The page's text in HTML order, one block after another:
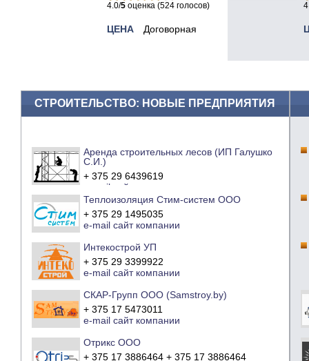
4.0/5 оценка (524 голосов)
ЦЕНА Договорная
СТРОИТЕЛЬСТВО: НОВЫЕ ПРЕДПРИЯТИЯ
Аренда строительных лесов (ИП Галушко
С.И.)
+ 375 29 6439619
e-mail
сайт компании
Теплоизоляция Стим-систем ООО
+ 375 29 1495035
e-mail сайт компании
Интекострой УП
+ 375 29 3399922
e-mail сайт компании
СКАР-Групп ООО (Samstroy.by)
+ 375 17 5473011
e-mail сайт компании
Отрикс ООО
+ 375 17 3886464 + 375 17 3886464